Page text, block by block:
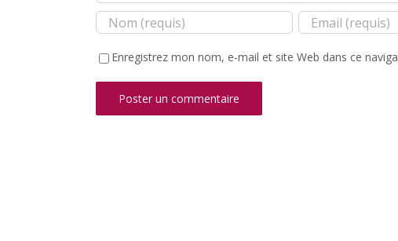
Enregistrez mon nom, e-mail et site Web dans ce